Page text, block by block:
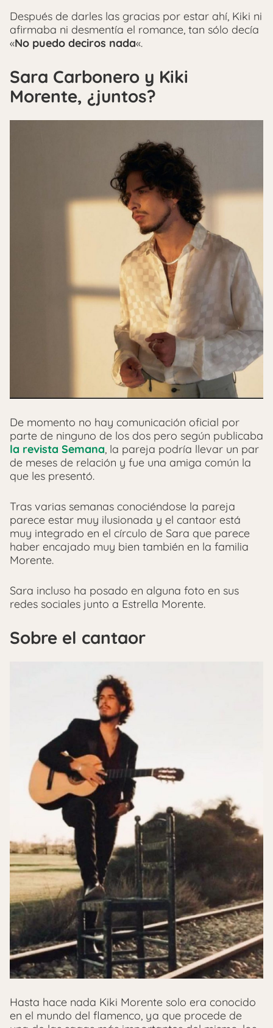
Después de darles las gracias por estar ahí, Kiki ni
afirmaba ni desmentía el romance, tan sólo decía
«No puedo deciros nada«.
Sara Carbonero y Kiki
Morente, ¿juntos?
De momento no hay comunicación oficial por
parte de ninguno de los dos pero según publicaba
la revista Semana, la pareja podría llevar un par
de meses de relación y fue una amiga común la
que les presentó.
Tras varias semanas conociéndose la pareja
parece estar muy ilusionada y el cantaor está
muy integrado en el círculo de Sara que parece
haber encajado muy bien también en la familia
Morente.
Sara incluso ha posado en alguna foto en sus
redes sociales junto a Estrella Morente.
Sobre el cantaor
Hasta hace nada Kiki Morente solo era conocido
en el mundo del flamenco, ya que procede de